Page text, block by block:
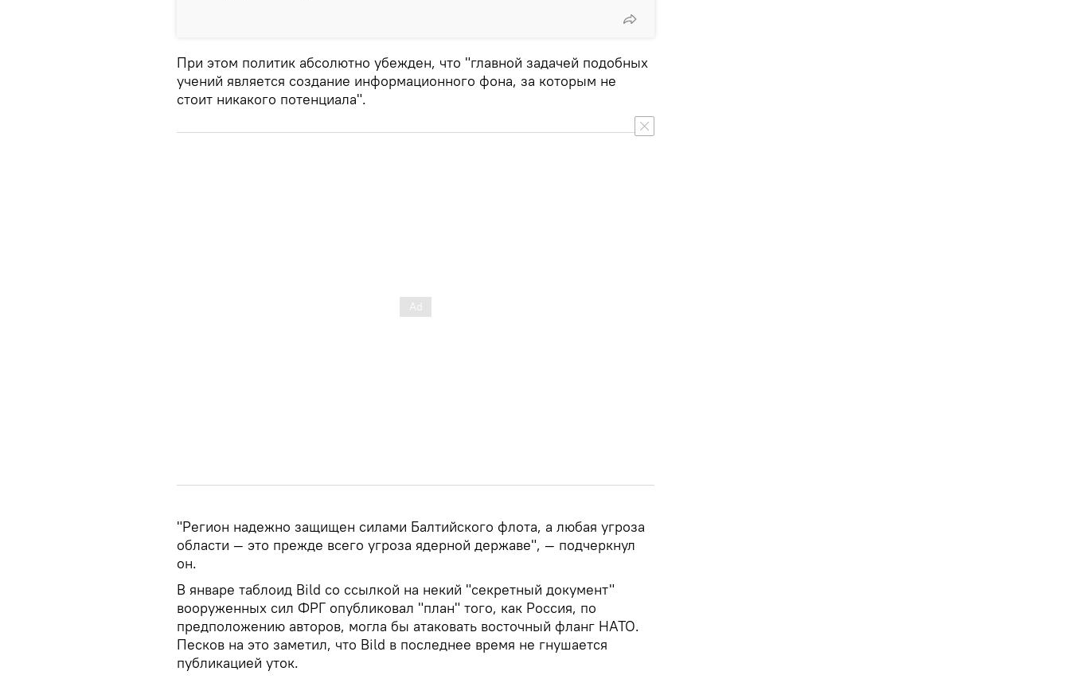
При этом политик абсолютно убежден, что "главной задачей подобных
учений является создание информационного фона, за которым не
стоит никакого потенциала".
"Регион надежно защищен силами Балтийского флота, а любая угроза
области — это прежде всего угроза ядерной державе", — подчеркнул
он.
В январе таблоид Bild со ссылкой на некий "секретный документ"
вооруженных сил ФРГ опубликовал "план" того, как Россия, по
предположению авторов, могла бы атаковать восточный фланг НАТО.
Песков на это заметил, что Bild в последнее время не гнушается
публикацией уток.